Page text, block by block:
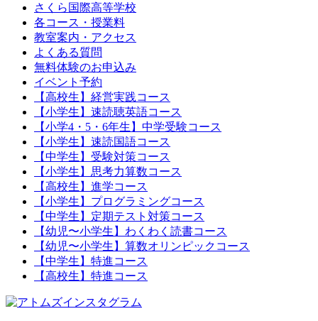
さくら国際高等学校
各コース・授業料
教室案内・アクセス
よくある質問
無料体験のお申込み
イベント予約
【高校生】経営実践コース
【小学生】速読聴英語コース
【小学4・5・6年生】中学受験コース
【小学生】速読国語コース
【中学生】受験対策コース
【小学生】思考力算数コース
【高校生】進学コース
【小学生】プログラミングコース
【中学生】定期テスト対策コース
【幼児〜小学生】わくわく読書コース
【幼児〜小学生】算数オリンピックコース
【中学生】特進コース
【高校生】特進コース